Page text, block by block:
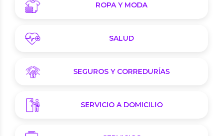
ROPA Y MODA
SALUD
SEGUROS Y CORREDURÍAS
SERVICIO A DOMICILIO